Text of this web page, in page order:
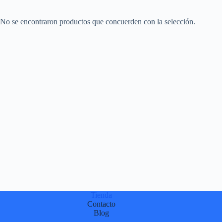
No se encontraron productos que concuerden con la selección.
Tienda
Contacto
Blog